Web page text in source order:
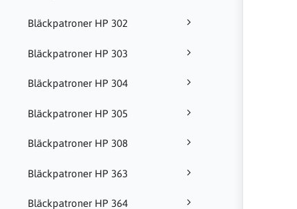
Bläckpatroner HP 302
Bläckpatroner HP 303
Bläckpatroner HP 304
Bläckpatroner HP 305
Bläckpatroner HP 308
Bläckpatroner HP 363
Bläckpatroner HP 364